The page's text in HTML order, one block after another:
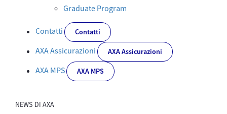
Graduate Program
Contatti Contatti
AXA Assicurazioni AXA Assicurazioni
AXA MPS AXA MPS
NEWS DI AXA